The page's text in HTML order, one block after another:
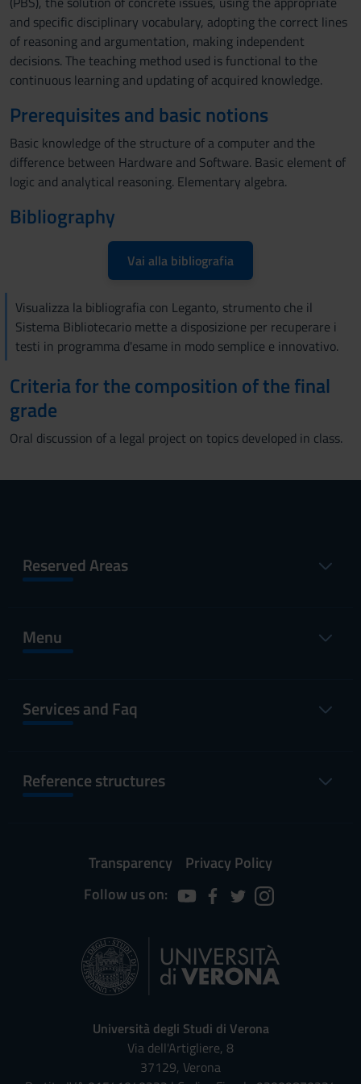
and specific disciplinary vocabulary, adopting the correct lines
of reasoning and argumentation, making independent
decisions. The teaching method used is functional to the
continuous learning and updating of acquired knowledge.
Prerequisites and basic notions
Basic knowledge of the structure of a computer and the
difference between Hardware and Software. Basic element of
logic and analytical reasoning. Elementary algebra.
Bibliography
Vai alla bibliografia
Visualizza la bibliografia con Leganto, strumento che il
Sistema Bibliotecario mette a disposizione per recuperare i
testi in programma d'esame in modo semplice e innovativo.
Criteria for the composition of the final
grade
Oral discussion of a legal project on topics developed in class.
Reserved Areas
Menu
Services and Faq
Reference structures
Transparency
Privacy Policy
Follow us on:
Università degli Studi di Verona
Via dell'Artigliere, 8
37129, Verona